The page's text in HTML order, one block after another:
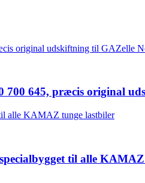
645, præcis original
til alle